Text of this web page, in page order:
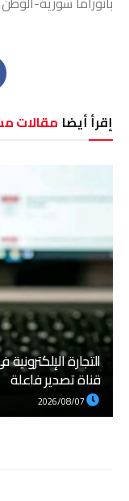
إقرأ أيضا مقالات
التجارة
قناة تصدير فاعلة